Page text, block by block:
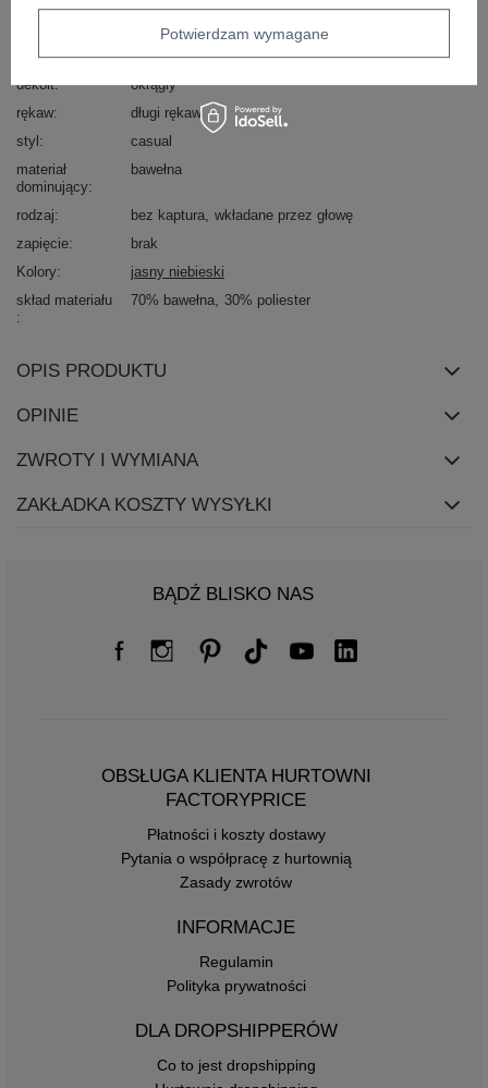
Marka
EX MODA
dominujący
nadruk
dekolt
okrągły
rękaw
długi rękaw
styl
casual
materiał
dominujący
bawełna
rodzaj bez kaptura wkładane przez głowę
zapięcie
brak
Kolory
jasny niebieski
skład materiału
70% bawełna 30% poliester
OPIS PRODUKTU
OPINIE
ZWROTY I WYMIANA
ZAKŁADKA KOSZTY WYSYŁKI
BĄDŹ BLISKO NAS
OBSŁUGA KLIENTA HURTOWNI
FACTORYPRICE
Płatności i koszty dostawy
Pytania o współpracę z hurtownią
Zasady zwrotów
INFORMACJE
Regulamin
Polityka prywatności
DLA DROPSHIPPERÓW
Co to jest dropshipping
Potwierdzam wymagane